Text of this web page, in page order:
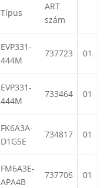
Típus
ART
szám
EVP331-
444M
737723 01
EVP331-
444M
733464 01
FK6A3A-
D1G5E
734817 01
FM6A3E-
APA4B
737706 01